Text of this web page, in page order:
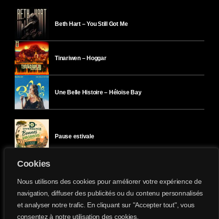
Cookies
Nous utilisons des cookies pour améliorer votre expérience de
navigation, diffuser des publicités ou du contenu personnalisés
et analyser notre trafic. En cliquant sur "Accepter tout", vous
consentez à notre utilisation des cookies.
Beth Hart – You Still Got Me
Tinariwen – Hoggar
Une Belle Histoire – Héloïse Bay
Pause estivale
Ici l’Ombre – mardi 28 juillet